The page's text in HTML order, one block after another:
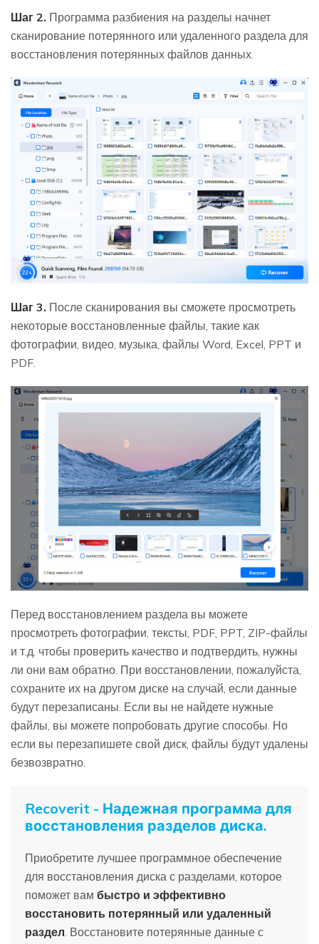
Шаг 2. Программа разбиения на разделы начнет
сканирование потерянного или удаленного раздела для
восстановления потерянных файлов данных.
Шаг 3. После сканирования вы сможете просмотреть
некоторые восстановленные файлы, такие как
фотографии, видео, музыка, файлы Word, Excel, PPT и
PDF.
Перед восстановлением раздела вы можете
просмотреть фотографии, тексты, PDF, PPT, ZIP-файлы
и т.д. чтобы проверить качество и подтвердить, нужны
ли они вам обратно. При восстановлении, пожалуйста,
сохраните их на другом диске на случай, если данные
будут перезаписаны. Если вы не найдете нужные
файлы, вы можете попробовать другие способы. Но
если вы перезапишете свой диск, файлы будут удалены
безвозвратно.
Recoverit - Надежная программа для
восстановления разделов диска.
Приобретите лучшее программное обеспечение
для восстановления диска с разделами, которое
поможет вам быстро и эффективно
восстановить потерянный или удаленный
раздел . Восстановите потерянные данные с